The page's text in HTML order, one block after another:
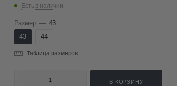
Есть в наличии
Размер — 43
43
44
Таблица размеров
В КОРЗИНУ